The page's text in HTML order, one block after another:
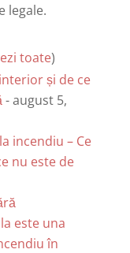
legale.
toate)
și de ce
- august 5,
incendiu – Ce
nu este de
este una
în